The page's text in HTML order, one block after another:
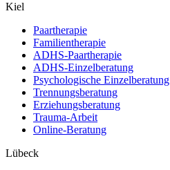
Kiel
Paartherapie
Familientherapie
ADHS-Paartherapie
ADHS-Einzelberatung
Psychologische Einzelberatung
Trennungsberatung
Erziehungsberatung
Trauma-Arbeit
Online-Beratung
Lübeck